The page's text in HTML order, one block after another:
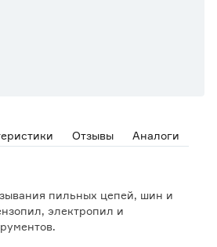
Отзывы Аналоги
пильных цепей, шин и
электропил и